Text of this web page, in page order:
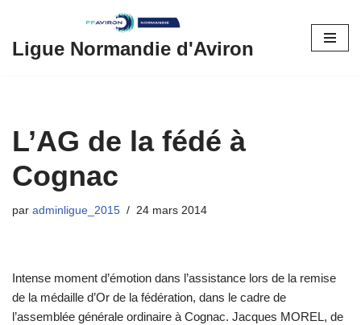
Aller
Ligue Normandie d'Aviron
L’AG de la fédé à
Cognac
par adminligue_2015 24 mars 2014
Intense moment d’émotion dans l’assistance lors de la remise
de la médaille d’Or de la fédération, dans le cadre de
l’assemblée générale ordinaire à Cognac. Jacques MOREL, de